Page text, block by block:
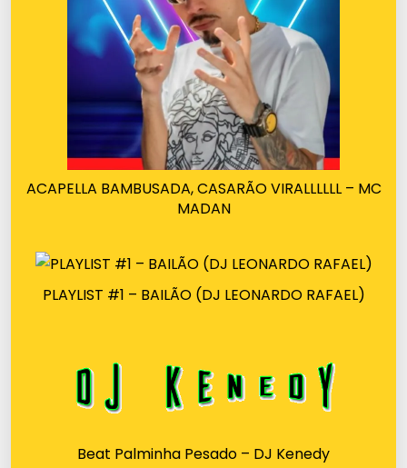
ACAPELLA BAMBUSADA, CASARÃO VIRALLLLLL – MC
MADAN
PLAYLIST #1 – BAILÃO (DJ LEONARDO RAFAEL)
Beat Palminha Pesado – DJ Kenedy